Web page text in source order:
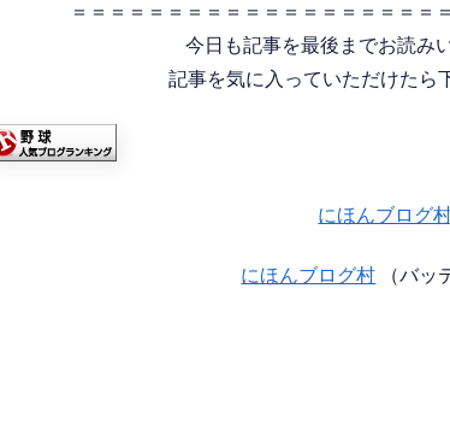
＝＝＝＝＝＝＝＝＝＝＝＝＝＝＝＝＝＝＝
今日も記事を最後までお読み
記事を気に入っていただけたら
にほんブログ
にほんブログ村 （バッ